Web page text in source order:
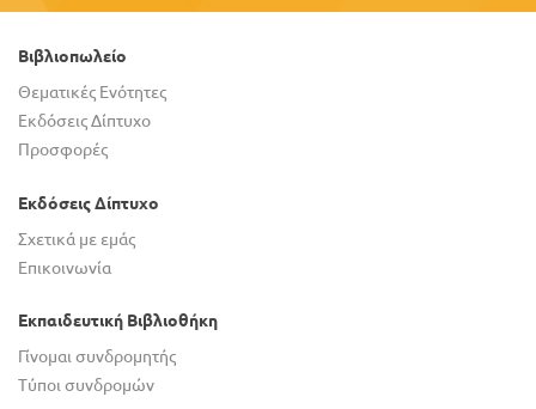
Βιβλιοπωλείο
Θεματικές Ενότητες
Εκδόσεις Δίπτυχο
Προσφορές
Εκδόσεις Δίπτυχο
Σχετικά με εμάς
Επικοινωνία
Εκπαιδευτική Βιβλιοθήκη
Γίνομαι συνδρομητής
Τύποι συνδρομών